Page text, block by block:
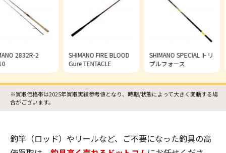
2832R-2
SHIMANO FIRE BLOOD
Gure TENTACLE
SHIMANO SPECIAL トリ
プルフォース
※買取価格帯は2025年買取実績参考値となり、時期/状態によって大きく変動する場
合がございます。
釣竿（ロッド）やリールなど、ご不要になった釣具の高